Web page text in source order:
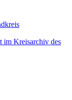
im Kreisarchiv des